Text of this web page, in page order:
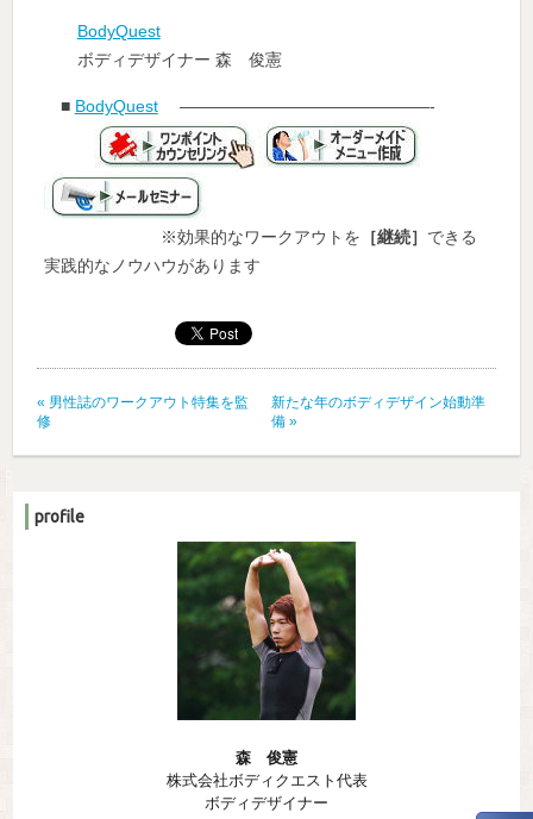
BodyQuest
ボディデザイナー 森 俊憲
■ BodyQuest———————————————-
※効果的なワークアウトを ［継続］ できる
実践的なノウハウがあります
« 男性誌のワークアウト特集を監
修
新たな年のボディデザイン始動準
備 »
profile
森 俊憲
株式会社ボディクエスト代表
ボディデザイナー